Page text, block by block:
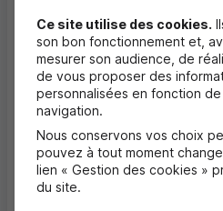
Masquer
Questions
Quels documents sont
l'ouverture d'un compte
Où trouver les numéros
Comment savoir si mon
horaires d'ouverture
Ce site utilise des cookies.
son bon fonctionnement et,
mesurer son audience, de
de vous proposer des
personnalisées en fonction
navigation.
Nous conservons vos choix
pouvez à tout moment
lien « Gestion des cookies »
du site.